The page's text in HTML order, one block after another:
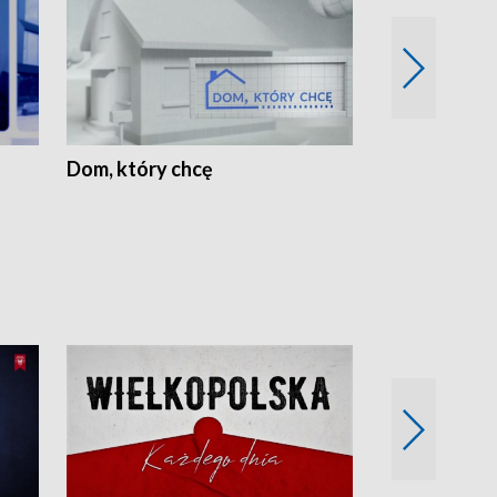
Dom, który chcę